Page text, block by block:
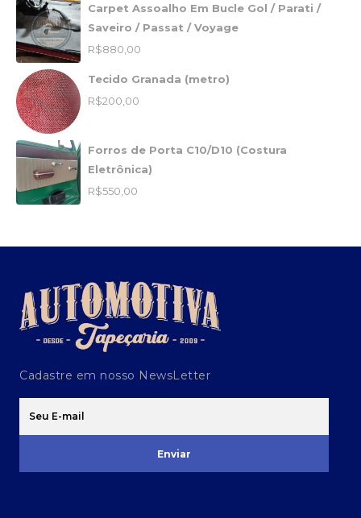
Carpet Assoalho Em Bucle Gol / Parati /
Saveiro / Passat / Voyage
R$880,00
Tecido Granada (metro)
R$200,00
Forros de Porta C10/D10 (Costura
Eletrônica)
R$550,00
Cadastre em nosso NewsLetter
Enviar